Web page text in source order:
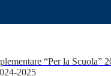
“Per la Scuola”
2025